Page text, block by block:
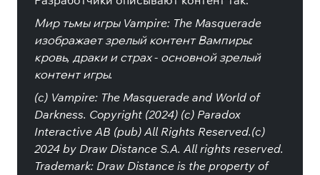
Мир тьмы игры Vampire: The Masquerade
изображает зрелый контент Вампиры:
кровь, драки и страх - основной зрелый
контент игры.
(c) Vampire: The Masquerade and World of
Darkness. Copyright (2024) (c) Paradox
Interactive AB (pub) All Rights Reserved.(c)
2024 by Draw Distance S.A. All rights reserved.
Trademark: Draw Distance is the property of